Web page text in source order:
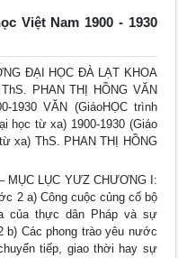
Việt Nam 1900 - 1930
ĐẠI HỌC ĐÀ LẠT KHOA
PHAN THỊ HỒNG VĂN
1930 VĂN (GiáoHỌC trình
học từ xa) 1900-1930 (Giáo
xa) ThS. PHAN THỊ HỒNG
MỤC LỤC YƯZ CHƯƠNG I:
2 a) Công cuộc củng cố bộ
của thực dân Pháp và sự
b) Các phong trào yêu nước
tiếp, giao thời hay sự